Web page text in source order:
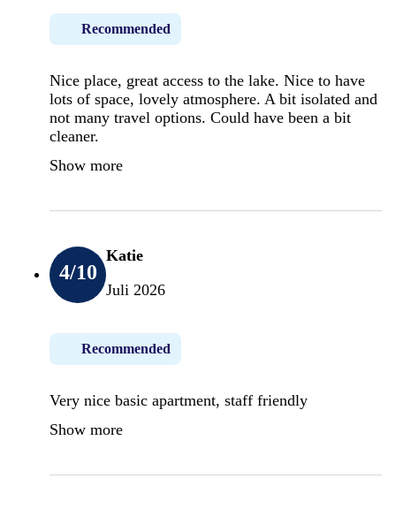
Recommended
Nice place, great access to the lake. Nice to have
lots of space, lovely atmosphere. A bit isolated and
not many travel options. Could have been a bit
cleaner.
Show more
4/10
Katie
Juli 2026
Recommended
Very nice basic apartment, staff friendly
Show more